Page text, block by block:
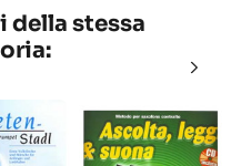
stessa